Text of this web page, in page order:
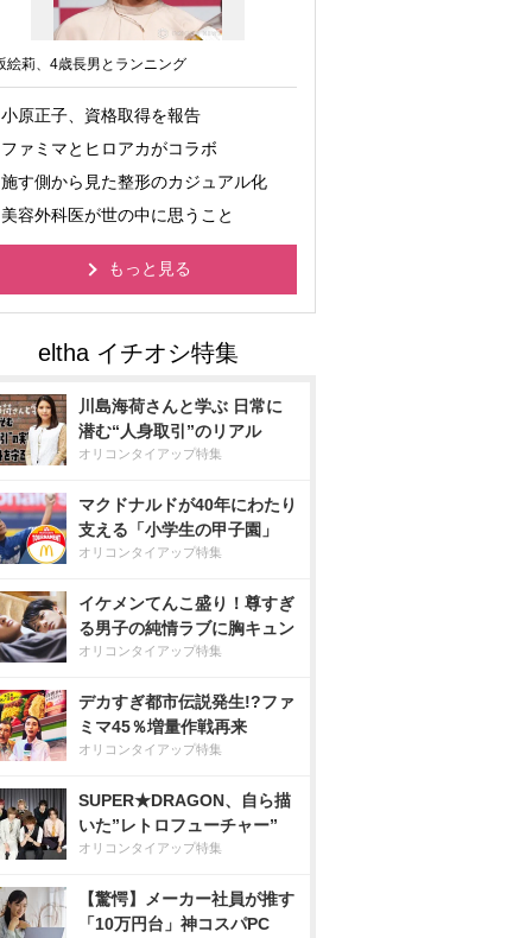
絵莉、4歳長男とランニング
小原正子、資格取得を報告
ファミマとヒロアカがコラボ
施す側から見た整形のカジュアル化
美容外科医が世の中に思うこと
もっと見る
川島海荷さんと学ぶ 日常に
潜む“人身取引”のリアル
オリコンタイアップ特集
マクドナルドが40年にわたり
支える「小学生の甲子園」
オリコンタイアップ特集
イケメンてんこ盛り！尊すぎ
る男子の純情ラブに胸キュン
オリコンタイアップ特集
デカすぎ都市伝説発生!?ファ
ミマ45％増量作戦再来
オリコンタイアップ特集
SUPER★DRAGON、自ら描
いた”レトロフューチャー”
オリコンタイアップ特集
【驚愕】メーカー社員が推す
「10万円台」神コスパPC